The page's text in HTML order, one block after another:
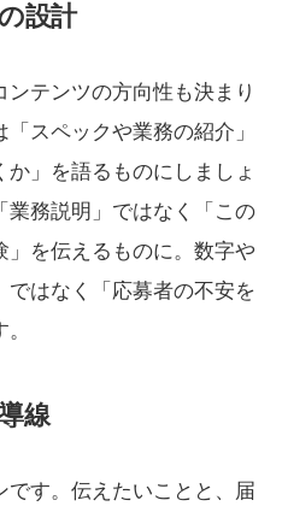
設計
テンツの方向性も決まり
スペックや業務の紹介」
」を語るものにしましょ
業務説明」ではなく「この
を伝えるものに。数字や
はなく「応募者の不安を
線
す。伝えたいことと、届